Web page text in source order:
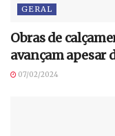
GERAL
Obras de
avançam apesar
07/02/2024